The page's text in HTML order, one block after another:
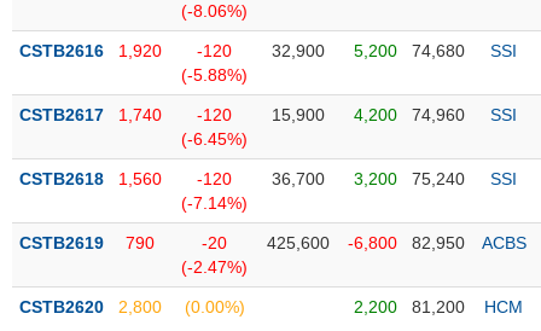
chi
tiết
Tổng
quan
Giao
dịch
Tài
chính
Phân
tích
(-8.06%)
CSTB2616 1,920
-120
(-5.88%)
32,900 5,200 74,680 SSI
CSTB2617 1,740
-120
(-6.45%)
15,900 4,200 74,960 SSI
CSTB2618 1,560
-120
(-7.14%)
36,700 3,200 75,240 SSI
CSTB2619 790
-20
(-2.47%)
425,600 -6,800 82,950 ACBS
CSTB2620 2,800 (0.00%) 2,200 81,200 HCM
Ngành
(-)
VS-
LƯỢNG